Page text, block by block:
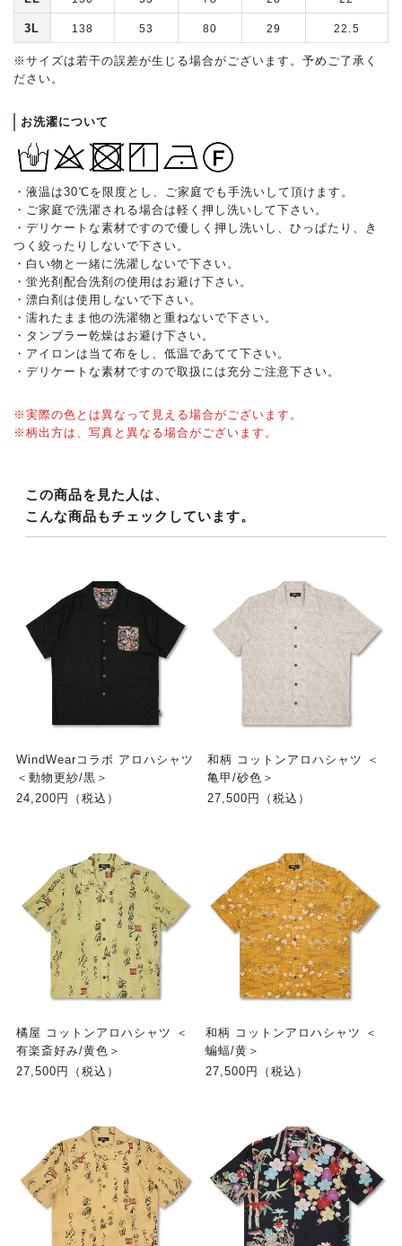
3L 138 53 80 29 22.5
※サイズは若干の誤差が生じる場合がございます。予めご了承く
ださい。
お洗濯について
・液温は30℃を限度とし、ご家庭でも手洗いして頂けます。
・ご家庭で洗濯される場合は軽く押し洗いして下さい。
・デリケートな素材ですので優しく押し洗いし、ひっぱたり、き
つく絞ったりしないで下さい。
・白い物と一緒に洗濯しないで下さい。
・蛍光剤配合洗剤の使用はお避け下さい。
・漂白剤は使用しないで下さい。
・濡れたまま他の洗濯物と重ねないで下さい。
・タンブラー乾燥はお避け下さい。
・アイロンは当て布をし、低温であてて下さい。
・デリケートな素材ですので取扱には充分ご注意下さい。
※実際の色とは異なって見える場合がございます。
※柄出方は、写真と異なる場合がございます。
この商品を見た人は、
こんな商品もチェックしています。
WindWearコラボ アロハシャツ
＜動物更紗/黒＞
24,200円（税込）
和柄 コットンアロハシャツ ＜
亀甲/砂色＞
27,500円（税込）
橘屋 コットンアロハシャツ ＜
有楽斎好み/黄色＞
27,500円（税込）
和柄 コットンアロハシャツ ＜
蝙蝠/黄＞
27,500円（税込）